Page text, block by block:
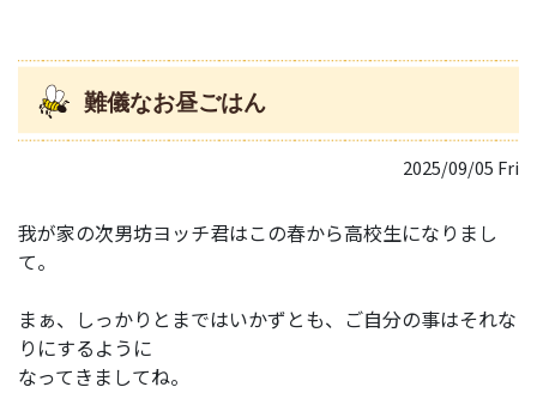
難儀なお昼ごはん
2025/09/05 Fri
我が家の次男坊ヨッチ君はこの春から高校生になりまし
て。
まぁ、しっかりとまではいかずとも、ご自分の事はそれな
りにするように
なってきましてね。